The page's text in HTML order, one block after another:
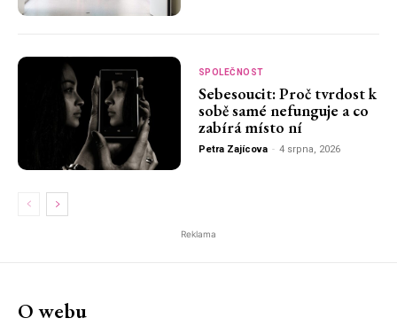
SPOLEČNOST
Sebesoucit: Proč tvrdost k
sobě samé nefunguje a co
zabírá místo ní
Petra Zajícova - 4 srpna, 2026
Reklama
O webu